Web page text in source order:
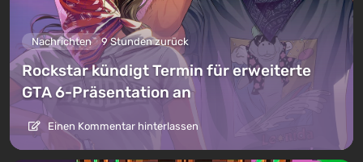
Nachrichten 9 Stunden zurück
Rockstar kündigt Termin für erweiterte
GTA 6-Präsentation an
Einen Kommentar hinterlassen